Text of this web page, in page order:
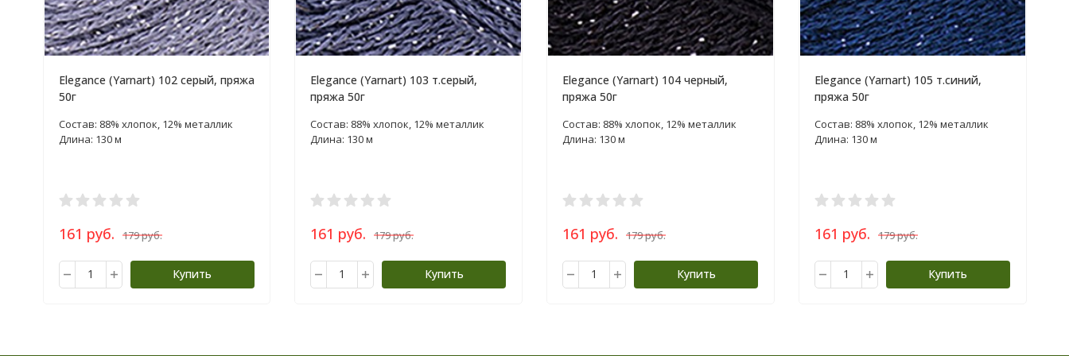
Elegance (Yarnart) 102 серый, пряжа
50г
Состав: 88% хлопок, 12% металлик
Длина: 130 м
161 руб. 179 руб.
Купить
Elegance (Yarnart) 103 т.серый,
пряжа 50г
Состав: 88% хлопок, 12% металлик
Длина: 130 м
161 руб. 179 руб.
Купить
Elegance (Yarnart) 104 черный,
пряжа 50г
Состав: 88% хлопок, 12% металлик
Длина: 130 м
161 руб. 179 руб.
Купить
Elegance (Yarnart) 105 т.синий,
пряжа 50г
Состав: 88% хлопок, 12% металлик
Длина: 130 м
161 руб. 179 руб.
Купить